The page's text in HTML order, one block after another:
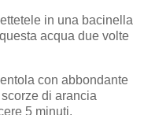
in una bacinella
acqua due volte
con abbondante
di arancia
5 minuti.